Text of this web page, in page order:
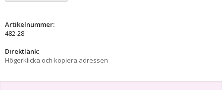
Artikelnummer:
482-28
Direktlänk:
Högerklicka och kopiera adressen